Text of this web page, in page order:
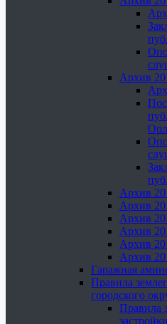
Архив
Архив
Архив
Архив
Архив
Архив
Архив
Гаражная
Правила
городского
Правила